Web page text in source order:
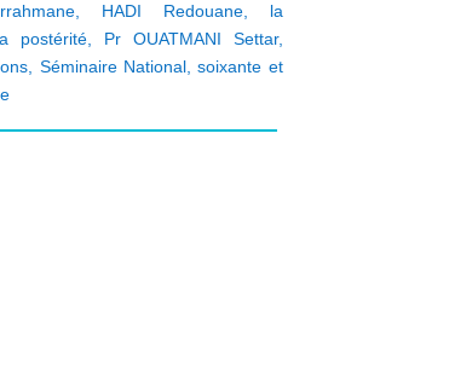
, HADI Redouane, la
postérité, Pr OUATMANI Settar,
, Séminaire National,soixante et